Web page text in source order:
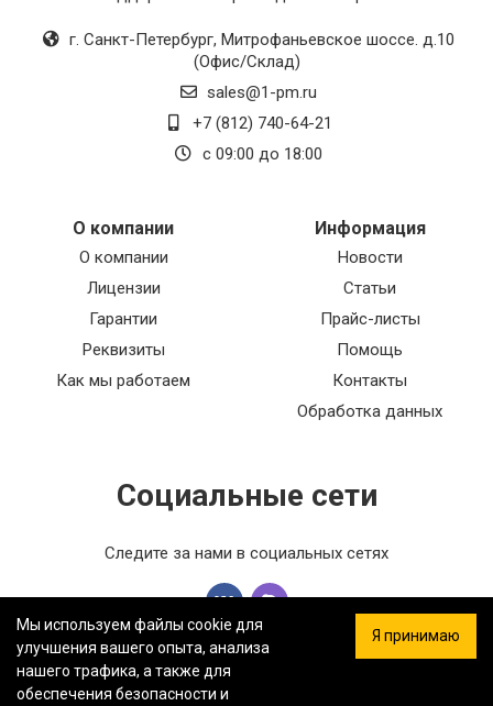
г. Санкт-Петербург, Митрофаньевское шоссе. д.10
(Офис/Склад)
sales@1-pm.ru
+7 (812) 740-64-21
с 09:00 до 18:00
О компании
О компании
Лицензии
Гарантии
Реквизиты
Как мы работаем
Информация
Новости
Статьи
Прайс-листы
Помощь
Контакты
Обработка данных
Социальные сети
Следите за нами в социальных сетях
Мы используем файлы cookie для
улучшения вашего опыта, анализа
нашего трафика, а также для
обеспечения безопасности и
Я принимаю